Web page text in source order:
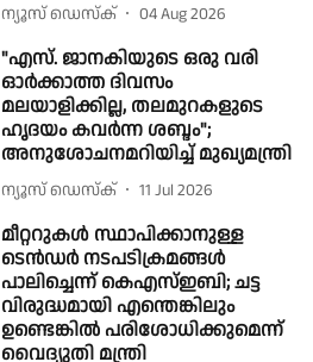
ന്യൂസ് ഡെസ്ക് 04 Aug 2026
"എസ്. ജാനകിയുടെ ഒരു വരി
ഓർക്കാത്ത ദിവസം
മലയാളിക്കില്ല, തലമുറകളുടെ
ഹൃദയം കവർന്ന ശബ്ദം";
അനുശോചനമറിയിച്ച് മുഖ്യമന്ത്രി
ന്യൂസ് ഡെസ്ക് 11 Jul 2026
മീറ്ററുകൾ സ്ഥാപിക്കാനുള്ള
ടെൻഡർ നടപടിക്രമങ്ങൾ
പാലിച്ചെന്ന് കെഎസ്ഇബി; ചട്ട
വിരുദ്ധമായി എന്തെങ്കിലും
ഉണ്ടെങ്കിൽ പരിശോധിക്കുമെന്ന്
വൈദ്യുതി മന്ത്രി